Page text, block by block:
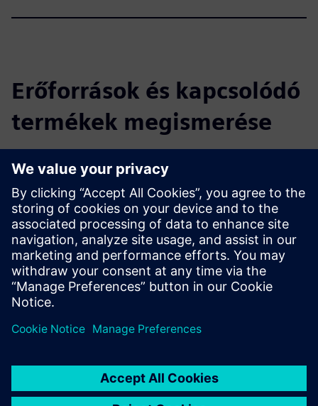
Erőforrások és kapcsolódó
termékek megismerése
További információk és források
Honlap Basler AG
Dokumentáció a Basler Vision Connector csatlakozóhoz
Siemens kompatibilis Basler kamerák
Általános Szerződési Terms [DE]
Hardver követelmények